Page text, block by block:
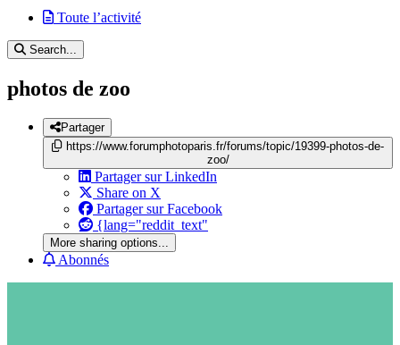
Toute l’activité
Search...
photos de zoo
Partager
https://www.forumphotoparis.fr/forums/topic/19399-photos-de-
zoo/
Partager sur LinkedIn
Share on X
Partager sur Facebook
{lang="reddit_text"
More sharing options...
Abonnés